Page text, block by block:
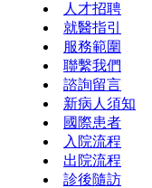
人才招聘
就醫指引
服務範圍
聯繫我們
諮詢留言
新病人須知
國際患者
入院流程
出院流程
診後隨訪